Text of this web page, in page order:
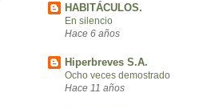
HABITÁCULOS.
En silencio
Hace 6 años
Hiperbreves S.A.
Ocho veces demostrado
Hace 11 años